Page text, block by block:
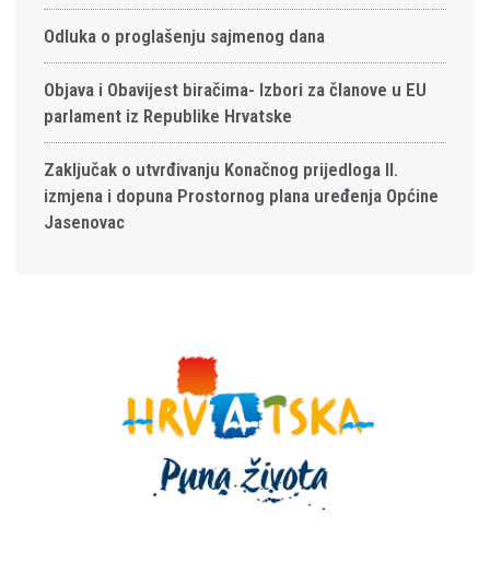
Odluka o proglašenju sajmenog dana
Objava i Obavijest biračima- Izbori za članove u EU
parlament iz Republike Hrvatske
Zaključak o utvrđivanju Konačnog prijedloga II.
izmjena i dopuna Prostornog plana uređenja Općine
Jasenovac